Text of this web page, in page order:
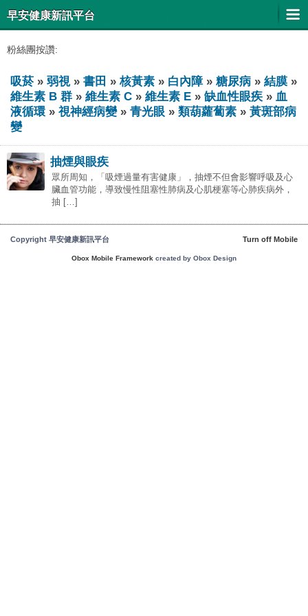
早安健康新訊平台
粉絲團按讚:
吸菸 » 弱視» 書田 » 核黃素 » 白內障» 糖尿病 » 結膜 »
維生素 B 群 » 維生素 C » 維生素 E » 缺血性眼疾 » 血
液循環 » 視神經病變» 青光眼 » 類葫蘿蔔素 » 黃斑部病
變
抽煙與眼疾
眾所周知，「吸煙過量有害健康」，抽煙不但會影響呼吸及心
臟血管功能，導致慢性阻塞性肺病及心肌梗塞等心肺疾病外，
抽 […]
Copyright 早安健康新訊平台 Turn off Mobile
Obox Mobile Framework created by Obox Design